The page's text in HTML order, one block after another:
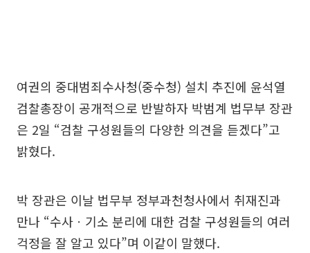
여권의 중대범죄수사청(중수청) 설치 추진에 윤석열
검찰총장이 공개적으로 반발하자 박범계 법무부 장관
은 2일 “검찰 구성원들의 다양한 의견을 듣겠다”고
밝혔다.
박 장관은 이날 법무부 정부과천청사에서 취재진과
만나 “수사ㆍ기소 분리에 대한 검찰 구성원들의 여러
걱정을 잘 알고 있다”며 이같이 말했다.